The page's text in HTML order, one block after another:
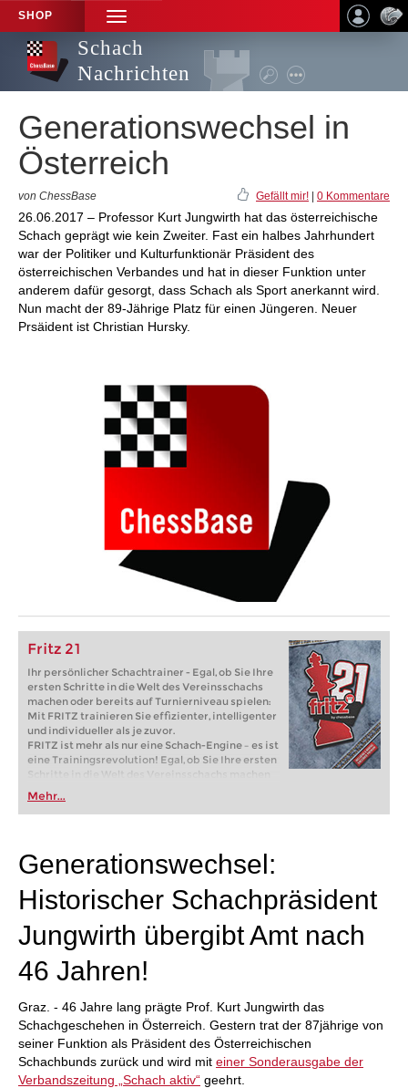
SHOP
TOGGLE
NAVIGATION
Schach
Nachrichten
Generationswechsel in
Österreich
von ChessBase Gefällt mir! 0 Kommentare
26.06.2017 – Professor Kurt Jungwirth hat das österreichische
Schach geprägt wie kein Zweiter. Fast ein halbes Jahrhundert
war der Politiker und Kulturfunktionär Präsident des
österreichischen Verbandes und hat in dieser Funktion unter
anderem dafür gesorgt, dass Schach als Sport anerkannt wird.
Nun macht der 89-Jährige Platz für einen Jüngeren. Neuer
Prsäident ist Christian Hursky.
Fritz 21
Ihr persönlicher Schachtrainer - Egal, ob Sie Ihre
ersten Schritte in die Welt des Vereinsschachs
machen oder bereits auf Turnierniveau spielen:
Mit FRITZ trainieren Sie effizienter, intelligenter
und individueller als je zuvor.
FRITZ ist mehr als nur eine Schach-Engine – es ist
eine Trainingsrevolution! Egal, ob Sie Ihre ersten
Schritte in die Welt des Vereinsschachs machen
oder bereits auf Turnierniveau spielen: Mit
FRITZ trainieren Sie effizienter, intelligenter und
individueller als je zuvor.
Mehr...
Generationswechsel:
Historischer Schachpräsident
Jungwirth übergibt Amt nach
46 Jahren!
Graz. - 46 Jahre lang prägte Prof. Kurt Jungwirth das
Schachgeschehen in Österreich. Gestern trat der 87jährige von
seiner Funktion als Präsident des Österreichischen
Schachbunds zurück und wird mit einer Sonderausgabe der
Verbandszeitung „Schach aktiv“ geehrt.